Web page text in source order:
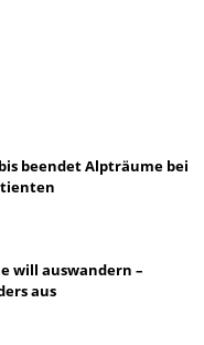
beendet Alpträume bei
will auswandern –
aus